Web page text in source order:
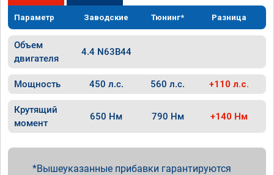
Параметр Заводские Тюнинг* Разница
Объем
двигателя
4.4 N63B44
Мощность 450 л.с. 560 л.с. +110 л.с.
Крутящий
момент
650 Нм 790 Нм +140 Нм
Вышеуказанные прибавки гарантируются